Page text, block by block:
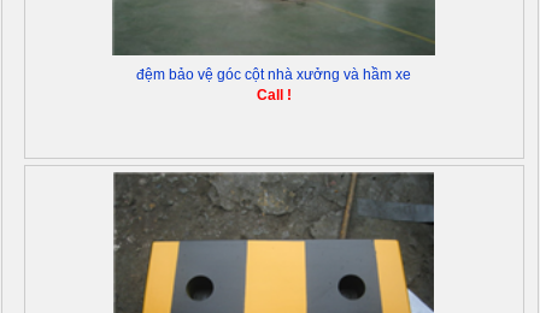
đệm bảo vệ góc cột nhà xưởng và hầm xe
Call !